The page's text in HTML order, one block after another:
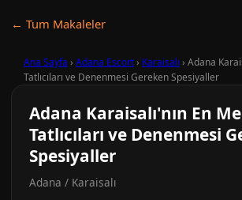
← Tum Makaleler
Ana Sayfa › Adana Escort› Karaisalı › Adana
Tatlıcıları ve Denenmesi Gereken Spesiyaller
Adana Karaisalı'nın En
Tatlıcıları ve Denenmesi
Spesiyaller
Adana / Karaisalı